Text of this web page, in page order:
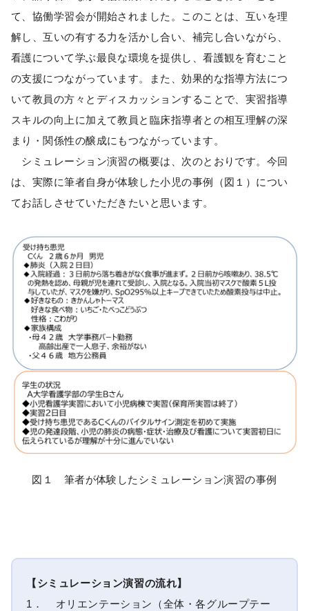
て、協働学習会が開始されました。このことは、互いを理
解し、互いの有する力を活かし合い、補完し合いながら、
看護について学ぶ最良な環境を提供し、看護観を育むこと
の支援につながっています。また、効果的な指導方法につ
いて教員の方々とディスカッションすることで、実習指導
スキルの向上に加えて教員と臨床指導者との相互理解の深
まり・関係性の醸成にもつながっています。
シミュレーション演習の概要は、次のとおりです。今回
は、実際に筆者自身が体験した小児の事例（図１）につい
てお話しさせていただきたいと思います。
図１ 筆者が体験したシミュレーション演習の事例
【シミュレーション演習の流れ】
1． オリエンテーション（全体・各グループテー